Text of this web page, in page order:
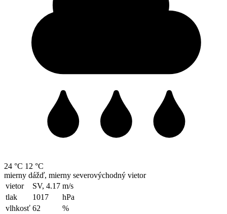
24 °C 12 °C
mierny dážď, mierny severovýchodný vietor
vietor
SV, 4.17 m/s
tlak
1017
hPa
vlhkosť 62
%